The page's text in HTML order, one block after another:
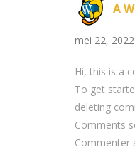
A
mei 22,
Hi, this is a
To get
deleting
Comments
Commenter